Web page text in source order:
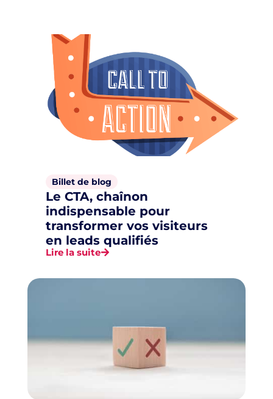
Billet de blog
Le CTA, chaînon
indispensable pour
transformer vos visiteurs
en leads qualifiés
Lire la suite